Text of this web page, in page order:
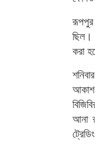
রূপপুর
ছিল।
করা
আকাশ
আনা